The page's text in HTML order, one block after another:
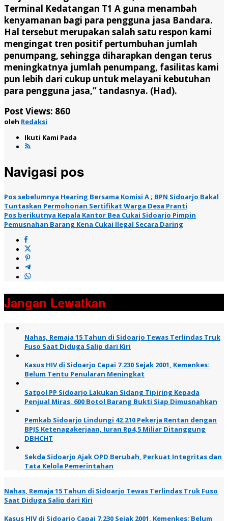
Terminal Kedatangan T1 A guna menambah
kenyamanan bagi para pengguna jasa Bandara.
Hal tersebut merupakan salah satu respon kami
mengingat tren positif pertumbuhan jumlah
penumpang, sehingga diharapkan dengan terus
meningkatnya jumlah penumpang, fasilitas kami
pun lebih dari cukup untuk melayani kebutuhan
para pengguna jasa,” tandasnya. (Had).
Post Views: 860
oleh Redaksi
Ikuti Kami Pada
Navigasi pos
Pos sebelumnya Hearing Bersama Komisi A ; BPN Sidoarjo Bakal
Tuntaskan Permohonan Sertifikat Warga Desa Pranti
Pos berikutnya Kepala Kantor Bea Cukai Sidoarjo Pimpin
Pemusnahan Barang Kena Cukai Ilegal Secara Daring
Jangan Lewatkan
Nahas, Remaja 15 Tahun di Sidoarjo Tewas Terlindas Truk
Fuso Saat Diduga Salip dari Kiri
Kasus HIV di Sidoarjo Capai 7.230 Sejak 2001, Kemenkes:
Belum Tentu Penularan Meningkat
Satpol PP Sidoarjo Lakukan Sidang Tipiring Kepada
Penjual Miras, 600 Botol Barang Bukti Siap Dimusnahkan
Pemkab Sidoarjo Lindungi 42.210 Pekerja Rentan dengan
BPJS Ketenagakerjaan, Iuran Rp4,5 Miliar Ditanggung
DBHCHT
Sekda Sidoarjo Ajak OPD Berubah, Perkuat Integritas dan
Tata Kelola Pemerintahan
Nahas, Remaja 15 Tahun di Sidoarjo Tewas Terlindas Truk Fuso
Saat Diduga Salip dari Kiri
Kasus HIV di Sidoarjo Capai 7.230 Sejak 2001, Kemenkes: Belum